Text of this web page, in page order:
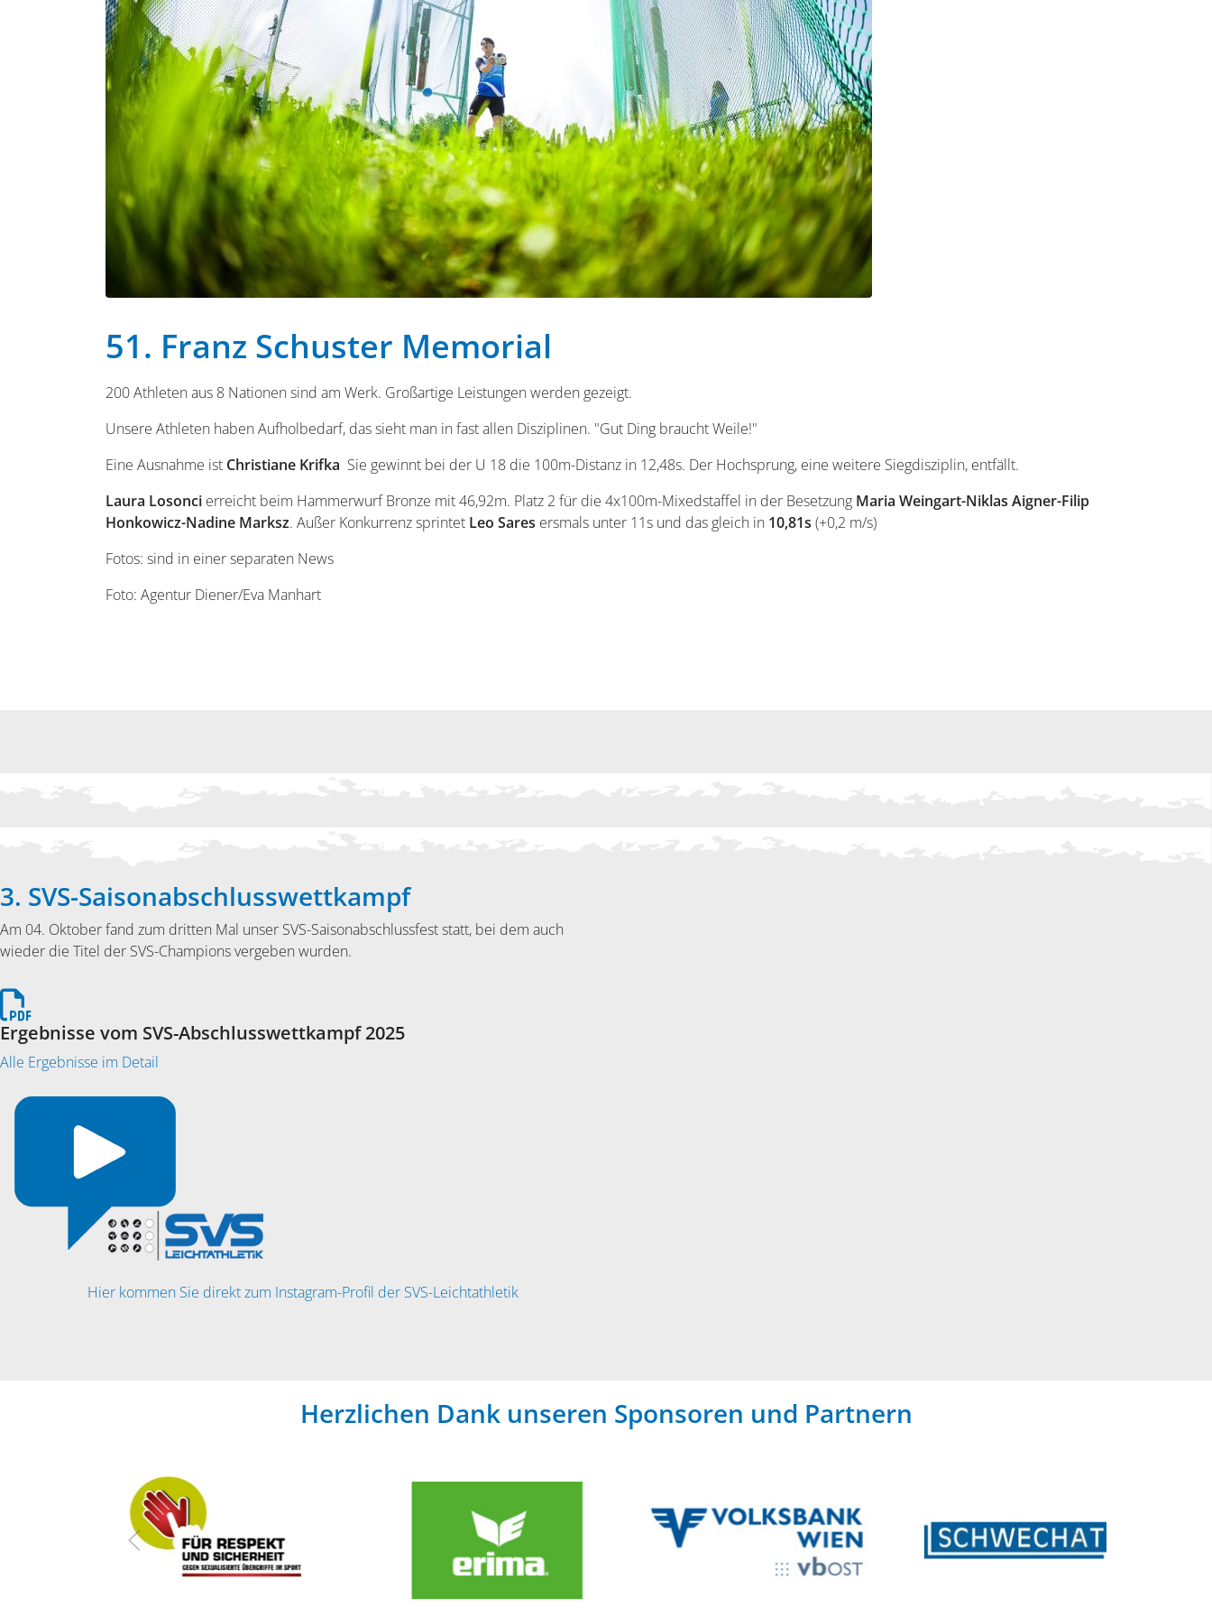
51. Franz Schuster Memorial
200 Athleten aus 8 Nationen sind am Werk. Großartige Leistungen werden gezeigt.
Unsere Athleten haben Aufholbedarf, das sieht man in fast allen Disziplinen. "Gut Ding braucht Weile!"
Eine Ausnahme ist Christiane Krifka Sie gewinnt bei der U 18 die 100m-Distanz in 12,48s. Der Hochsprung, eine weitere Siegdisziplin, entfällt.
Laura Losonci erreicht beim Hammerwurf Bronze mit 46,92m. Platz 2 für die 4x100m-Mixedstaffel in der Besetzung Maria Weingart-Niklas Aigner-Filip
Honkowicz-Nadine Marksz. Außer Konkurrenz sprintet Leo Sares ersmals unter 11s und das gleich in 10,81s (+0,2 m/s)
Fotos: sind in einer separaten News
Foto: Agentur Diener/Eva Manhart
3. SVS-Saisonabschlusswettkampf
Am 04. Oktober fand zum dritten Mal unser SVS-Saisonabschlussfest statt, bei dem auch
wieder die Titel der SVS-Champions vergeben wurden.
Ergebnisse vom SVS-Abschlusswettkampf 2025
Alle Ergebnisse im Detail
Hier kommen Sie direkt zum Instagram-Profil der SVS-Leichtathletik
Herzlichen Dank unseren Sponsoren und Partnern